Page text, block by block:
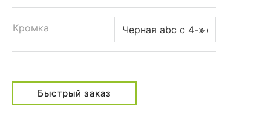
Кромка
Быстрый заказ